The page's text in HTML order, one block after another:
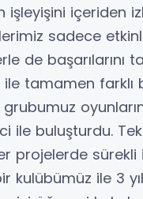
işleyişini içeriden
sadece
de başarılarını
ile tamamen farklı
ile buluşturdu.
projelerde sürekli
kulübümüz ile 3